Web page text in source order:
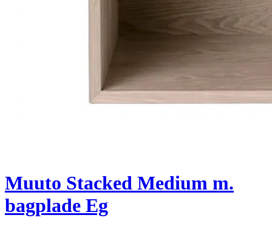
Muuto Stacked Medium m.
bagplade Eg